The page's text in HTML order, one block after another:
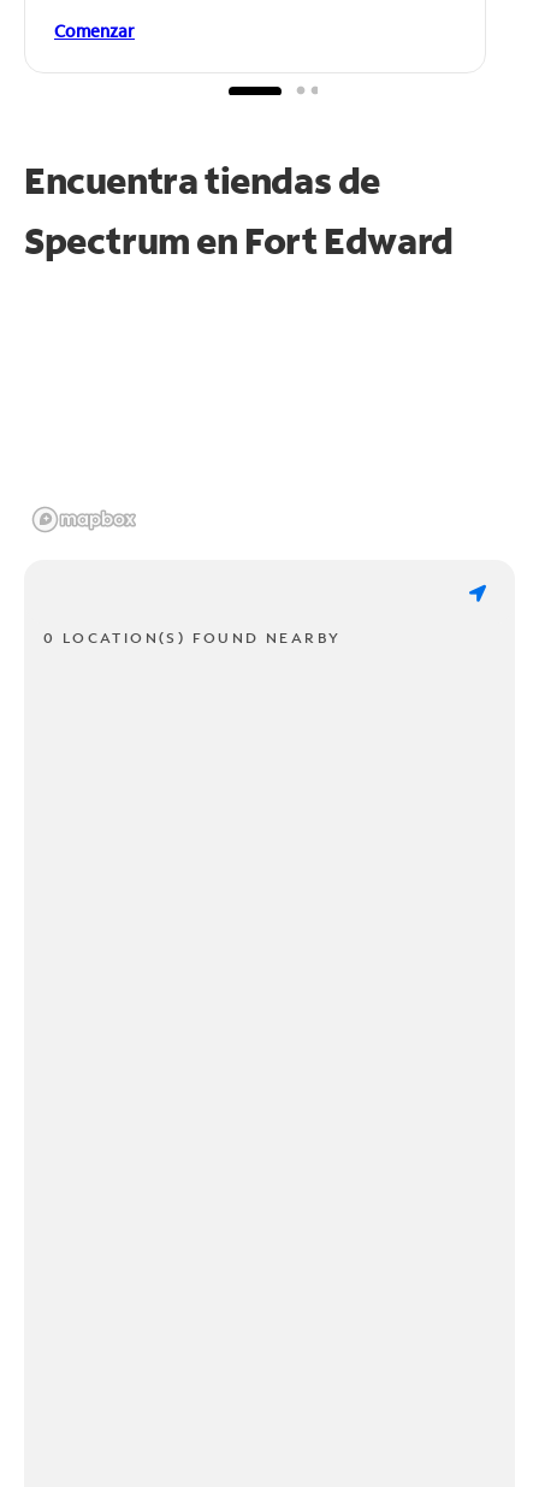
Comenzar
Encuentra tiendas de
Spectrum en Fort Edward
0 LOCATION(S) FOUND NEARBY